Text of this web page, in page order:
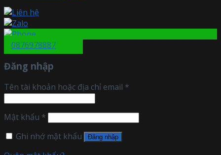
0876978887
Đăng nhập
Tên tài khoản hoặc địa chỉ email *
Mật khẩu *
Ghi nhớ mật khẩu
Đăng nhập